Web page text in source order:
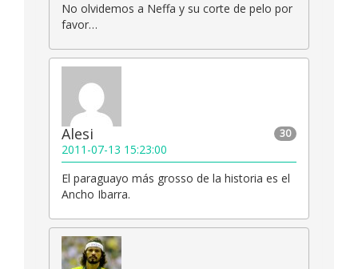
No olvidemos a Neffa y su corte de pelo por
favor…
30
Alesi
2011-07-13 15:23:00
El paraguayo más grosso de la historia es el
Ancho Ibarra.